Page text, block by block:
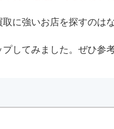
に強いお店を探すのは
してみました。ぜひ参